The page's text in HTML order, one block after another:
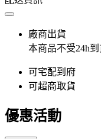
廠商出貨
本商品不受24h到
可宅配到府
可超商取貨
優惠活動